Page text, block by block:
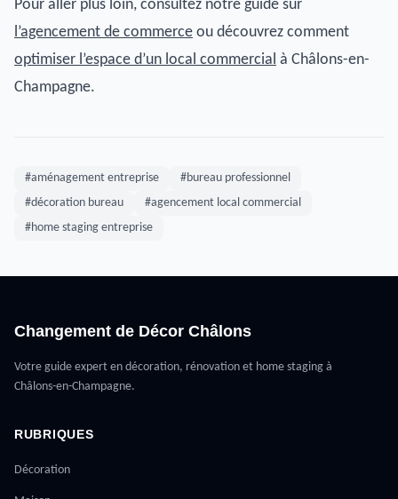
Pour aller plus loin, consultez notre guide sur
l’agencement de commerce ou découvrez comment
optimiser l’espace d’un local commercial à Châlons-en-
Champagne.
#aménagement entreprise
#bureau professionnel
#décoration bureau
#agencement local commercial
#home staging entreprise
Changement de Décor Châlons
Votre guide expert en décoration, rénovation et home staging à
Châlons-en-Champagne.
RUBRIQUES
Décoration